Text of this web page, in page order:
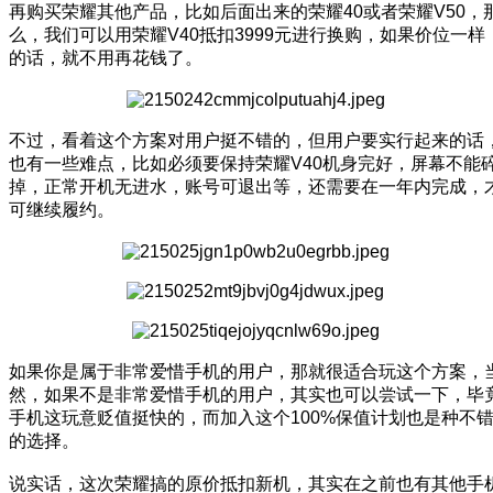
再购买荣耀其他产品，比如后面出来的荣耀40或者荣耀V50，
么，我们可以用荣耀V40抵扣3999元进行换购，如果价位一样
的话，就不用再花钱了。
不过，看着这个方案对用户挺不错的，但用户要实行起来的话
也有一些难点，比如必须要保持荣耀V40机身完好，屏幕不能
掉，正常开机无进水，账号可退出等，还需要在一年内完成，
可继续履约。
如果你是属于非常爱惜手机的用户，那就很适合玩这个方案，
然，如果不是非常爱惜手机的用户，其实也可以尝试一下，毕
手机这玩意贬值挺快的，而加入这个100%保值计划也是种不错
的选择。
说实话，这次荣耀搞的原价抵扣新机，其实在之前也有其他手